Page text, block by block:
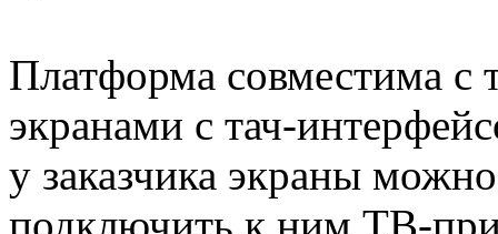
Платформа совместима с
экранами с тач-
у заказчика экраны
подключить к ним ТВ-